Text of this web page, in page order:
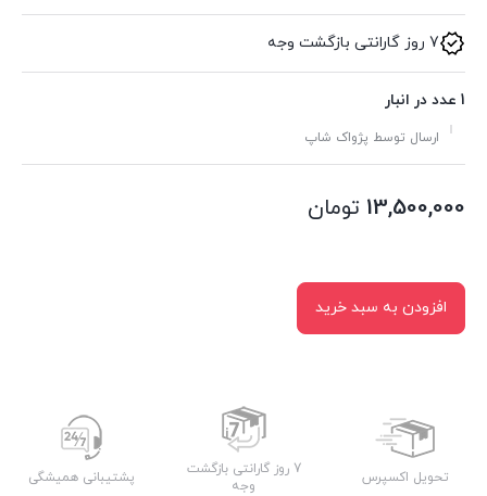
7 روز گارانتی بازگشت وجه
1 عدد در انبار
ارسال توسط پژواک شاپ
13,500,000 تومان
افزودن به سبد خرید
تحویل اکسپرس
7 روز گارانتی بازگشت
وجه
پشتیبانی همیشگی